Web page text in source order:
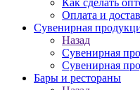
Как сделать
Оплата и
Сувенирная
Назад
Сувенирная
Сувенирная
Бары и рестораны